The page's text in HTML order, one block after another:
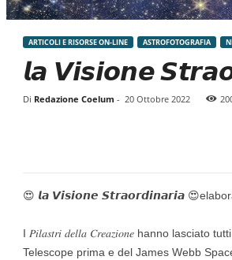
ARTICOLI E RISORSE ON-LINE ASTROFOTOGRAFIA
𝙡𝙖 𝙑𝙞𝙨𝙞𝙤𝙣𝙚
Di Redazione Coelum - 20 Ottobre 2022
😍 𝙡𝙖 𝙑𝙞𝙨𝙞𝙤𝙣𝙚 𝙎𝙩𝙧𝙖𝙤𝙧𝙙𝙞𝙣𝙖𝙧𝙞𝙖
I 𝑃𝑖𝑙𝑎𝑠𝑡𝑟𝑖 𝑑𝑒𝑙𝑙𝑎 𝐶𝑟𝑒𝑎𝑧𝑖𝑜𝑛𝑒 hanno
Telescope prima e del James Webb